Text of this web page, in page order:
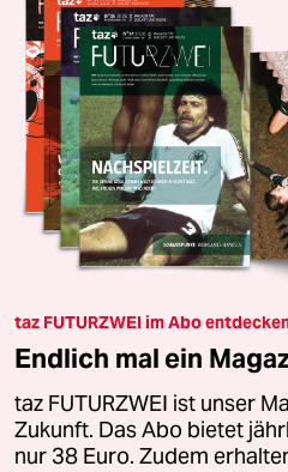
taz FUTURZWEI im Abo
Endlich mal ein
taz FUTURZWEI ist unser
Zukunft. Das Abo bietet
nur 38 Euro. Zudem